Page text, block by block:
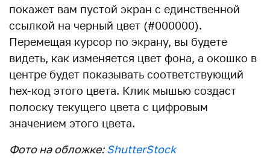
покажет вам пустой экран с единственной
ссылкой на черный цвет (#000000).
Перемещая курсор по экрану, вы будете
видеть, как изменяется цвет фона, а окошко в
центре будет показывать соответствующий
hex-код этого цвета. Клик мышью создаст
полоску текущего цвета с цифровым
значением этого цвета.
Фото на обложке:ShutterStock